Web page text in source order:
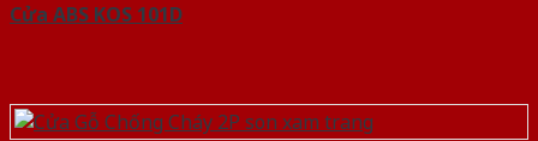
Cửa ABS KOS 101D